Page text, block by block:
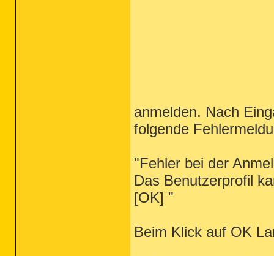
anmelden. Nach
folgende
"Fehler bei der
Das Benutzerprofil
[OK] "
Beim Klick auf OK